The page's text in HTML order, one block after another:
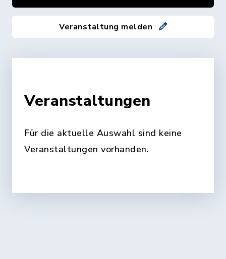
Veranstaltungen
Für die aktuelle Auswahl sind keine
Veranstaltungen vorhanden.
Veranstaltung melden